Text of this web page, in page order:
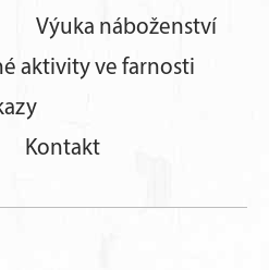
Výuka náboženství
aktivity ve farnosti
Kontakt